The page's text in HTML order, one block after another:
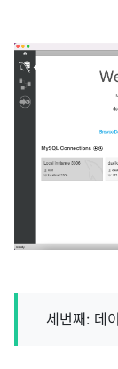
세번째: 데